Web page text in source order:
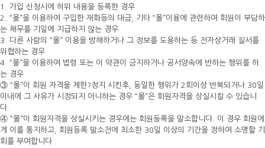
1. 가입 신청시에 허위 내용을 등록한 경우
2. “몰”을 이용하여 구입한 재화등의 대금, 기타 “몰”이용에 관련하여 회원이 부담하
는 채무를 기일에 지급하지 않는 경우
3. 다른 사람의 “몰” 이용을 방해하거나 그 정보를 도용하는 등 전자상거래 질서를
위협하는 경우
4. “몰”을 이용하여 법령 또는 이 약관이 금지하거나 공서양속에 반하는 행위를 하
는 경우
③ “몰”이 회원 자격을 제한?정지 시킨후, 동일한 행위가 2회이상 반복되거나 30일
이내에 그 사유가 시정되지 아니하는 경우 “몰”은 회원자격을 상실시킬 수 있습니
다.
④ “몰”이 회원자격을 상실시키는 경우에는 회원등록을 말소합니다. 이 경우 회원에
게 이를 통지하고, 회원등록 말소전에 최소한 30일 이상의 기간을 정하여 소명할 기
회를 부여합니다